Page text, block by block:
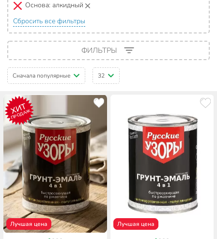
Основа: алкидный
Сбросить все фильтры
ФИЛЬТРЫ
Сначала популярные 32
ХИТ
ПРОДАЖ
Лучшая цена Лучшая цена